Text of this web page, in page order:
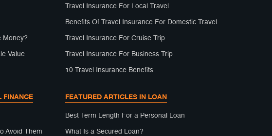
Money?
Value
Travel Insurance For Local Travel
Benefits Of Travel Insurance For Domestic Travel
Travel Insurance For Cruise Trip
Travel Insurance For Business Trip
10 Travel Insurance Benefits
FINANCE
Avoid Them
FEATURED ARTICLES IN LOAN
Best Term Length For a Personal Loan
What Is a Secured Loan?